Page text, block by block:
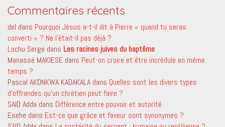
Commentaires récents
del dans Pourquoi Jésus a-t-il dit à Pierre « quand tu seras
converti » ? Ne l’était-il pas déjà ?
Lochu Serge dans Les racines juives du baptême
Manassé MAKIESE dans Peut-on croire et être incrédule en même
temps ?
Pascal AKONKWA KADAKALA dans Quelles sont les divers types
d’offrandes qu’un chrétien peut faire ?
SAID Adda dans Différence entre pouvoir et autorité
Esehe dans Est-ce que grâce et faveur sont synonymes ?